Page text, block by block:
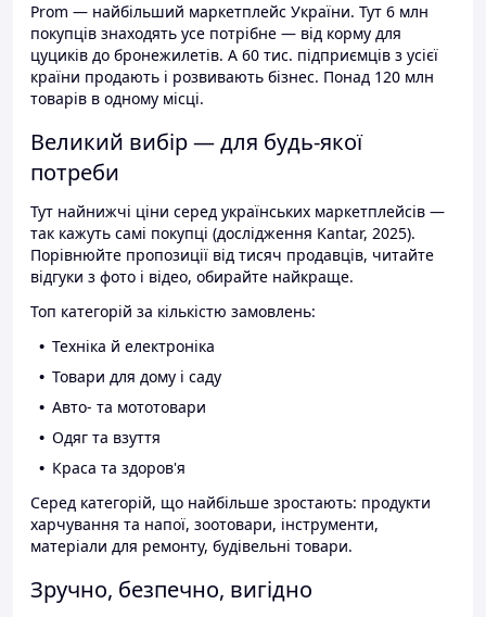
Prom — найбільший маркетплейс України. Тут 6 млн
покупців знаходять усе потрібне — від корму для
цуциків до бронежилетів. А 60 тис. підприємців з усієї
країни продають і розвивають бізнес. Понад 120 млн
товарів в одному місці.
Великий вибір — для будь-якої
потреби
Тут найнижчі ціни серед українських маркетплейсів —
так кажуть самі покупці (дослідження Kantar, 2025).
Порівнюйте пропозиції від тисяч продавців, читайте
відгуки з фото і відео, обирайте найкраще.
Топ категорій за кількістю замовлень:
Техніка й електроніка
Товари для дому і саду
Авто- та мототовари
Одяг та взуття
Краса та здоров'я
Серед категорій, що найбільше зростають: продукти
харчування та напої, зоотовари, інструменти,
матеріали для ремонту, будівельні товари.
Зручно, безпечно, вигідно